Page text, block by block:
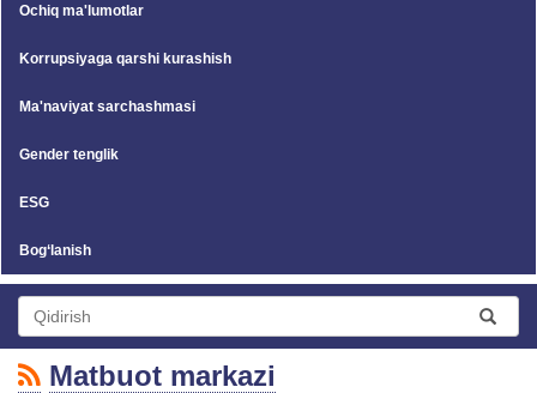
Ochiq ma'lumotlar
Korrupsiyaga qarshi kurashish
Ma'naviyat sarchashmasi
Gender tenglik
ESG
Bog‘lanish
Matbuot markazi